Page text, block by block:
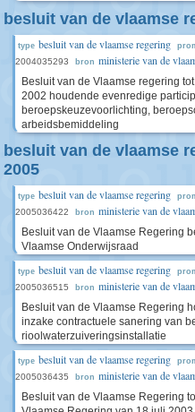
besluit van de vlaamse
type besluit van de vlaamse regering
2004035293 bron ministerie van de
Besluit van de Vlaamse regering
2002 houdende evenredige
beroepskeuzevoorlichting,
arbeidsbemiddeling
besluit van de vlaamse
2005
type besluit van de vlaamse regering
2005036422 bron ministerie van de
Besluit van de Vlaamse Regering
Vlaamse Onderwijsraad
type besluit van de vlaamse regering
2005036515 bron ministerie van de
Besluit van de Vlaamse Regering
inzake contractuele sanering van
rioolwaterzuiveringsinstallatie
type besluit van de vlaamse regering
2005036435 bron ministerie van de
Besluit van de Vlaamse Regering